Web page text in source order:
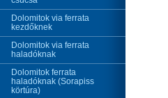
Dolomitok via ferrata
kezdőknek
Dolomitok via ferrata
haladóknak
Dolomitok ferrata
haladóknak (Sorapiss
körtúra)